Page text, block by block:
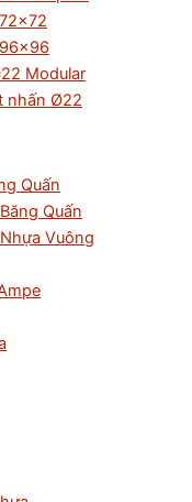
Modular
nhấn Ø22
Quấn
Quấn
Vuông